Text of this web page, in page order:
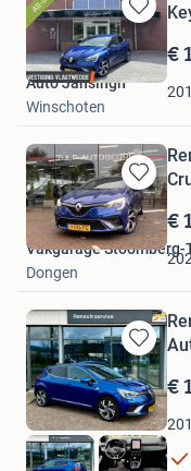
Bewaren
in
Mijn
Favorieten
€
Auto Jansingh
Winschoten
Bewaren
in
Mijn
Favorieten
€
Vakgarage Stoomberg-
Dongen
Bewaren
in
Mijn
Favorieten
€